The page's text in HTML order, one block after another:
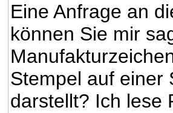
Eine Anfrage an
können Sie mir
Stempel auf einer
darstellt? Ich lese